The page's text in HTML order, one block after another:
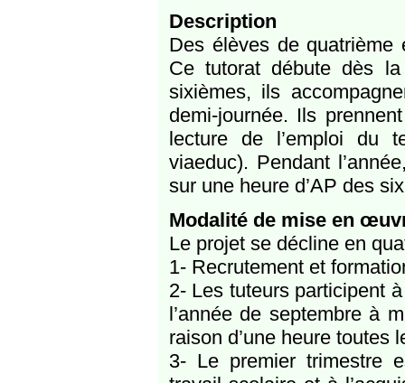
Description
Des élèves de quatrième
Ce tutorat débute dès
sixièmes, ils
demi-journée. Ils
lecture de l’emploi du
viaeduc). Pendant
sur une heure d’AP des
Modalité de mise en
Le projet se décline en
1- Recrutement et
2- Les tuteurs participent
l’année de septembre à
raison d’une heure toutes
3- Le premier trimestre